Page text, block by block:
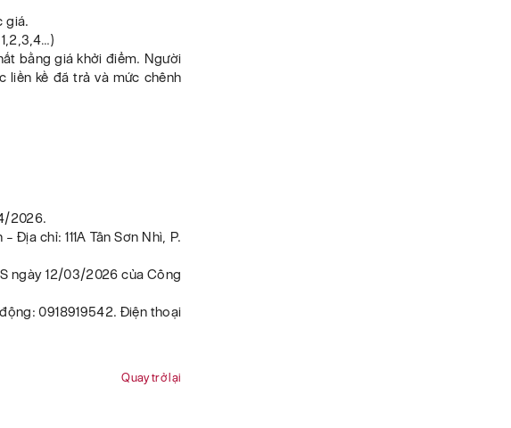
giá.
bằng giá khởi điểm. Người
liền kề đã trả và mức chênh
2026.
chỉ: 111A Tân Sơn Nhì, P.
ngày 12/03/2026 của Công
0918919542. Điện thoại
Quay trở lại